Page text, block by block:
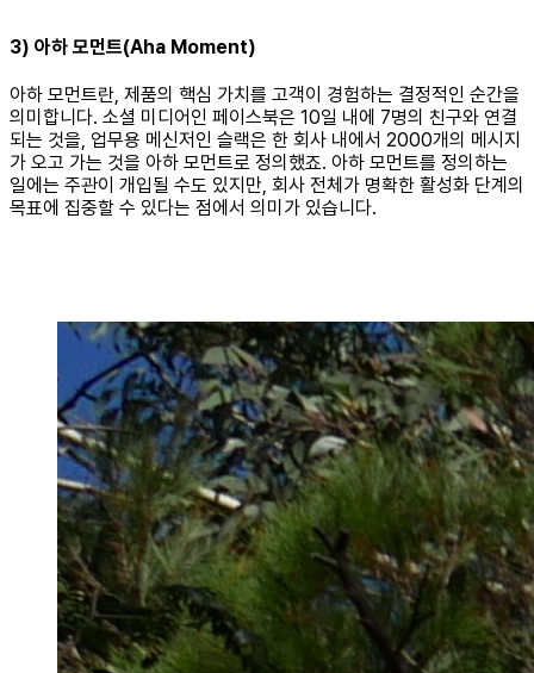
3) 아하 모먼트(Aha Moment)
아하 모먼트란, 제품의 핵심 가치를 고객이 경험하는 결정적인 순간을
의미합니다. 소셜 미디어인 페이스북은 10일 내에 7명의 친구와 연결
되는 것을, 업무용 메신저인 슬랙은 한 회사 내에서 2000개의 메시지
가 오고 가는 것을 아하 모먼트로 정의했죠. 아하 모먼트를 정의하는
일에는 주관이 개입될 수도 있지만, 회사 전체가 명확한 활성화 단계의
목표에 집중할 수 있다는 점에서 의미가 있습니다.